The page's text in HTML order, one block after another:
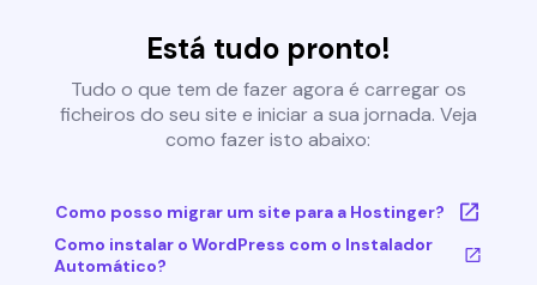
Está tudo pronto!
Tudo o que tem de fazer agora é carregar os
ficheiros do seu site e iniciar a sua jornada. Veja
como fazer isto abaixo:
Como posso migrar um site para a Hostinger?
Como instalar o WordPress com o Instalador
Automático?